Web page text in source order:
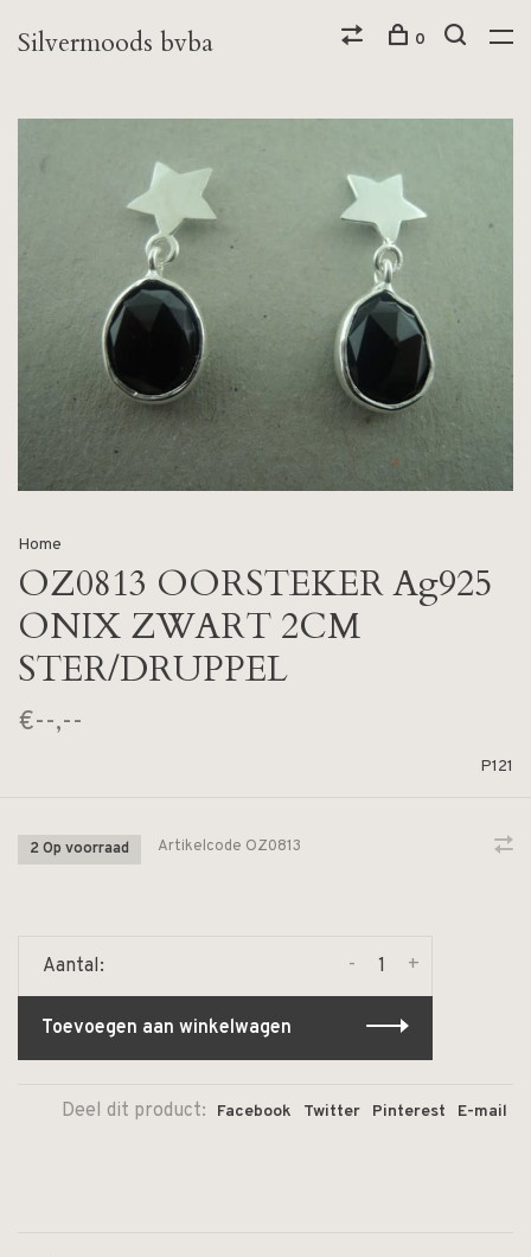
Silvermoods bvba 0
Home
OZ0813 OORSTEKER Ag925
ONIX ZWART 2CM
STER/DRUPPEL
€--,--
P121
2 Op voorraad Artikelcode OZ0813
Aantal: +
-
Toevoegen aan winkelwagen
Deel dit product: Facebook Twitter Pinterest E-mail